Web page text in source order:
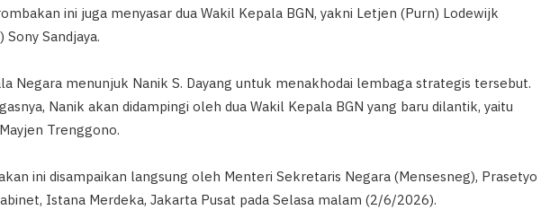
ini juga menyasar dua Wakil Kepala BGN, yakni Letjen (Purn) Lodewijk
Sandjaya.
Negara menunjuk Nanik S. Dayang untuk menakhodai lembaga strategis tersebut.
Nanik akan didampingi oleh dua Wakil Kepala BGN yang baru dilantik, yaitu
Trenggono.
ini disampaikan langsung oleh Menteri Sekretaris Negara (Mensesneg), Prasetyo
Istana Merdeka, Jakarta Pusat pada Selasa malam (2/6/2026).